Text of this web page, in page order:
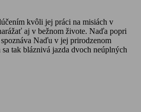
kvôli jej práci na misiách v
aj v bežnom živote. Naďa popri
Naďu v jej prirodzenom
tak bláznivá jazda dvoch neúplných